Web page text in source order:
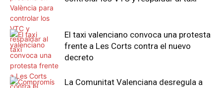
El taxi valenciano convoca una protesta
frente a Les Corts contra el nuevo
decreto
La Comunitat Valenciana desregula a